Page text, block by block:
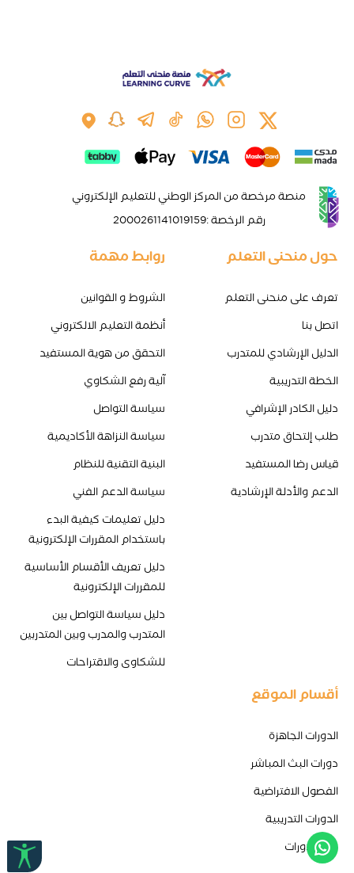
منصة مرخصة من المركز الوطني للتعليم الإلكتروني
رقم الرخصة:
2000261141019159
حول منحنى التعلم
تعرف على منحنى التعلم
اتصل بنا
الدليل الإرشادي للمتدرب
الخطة التدريبية
دليل الكادر الإشرافي
طلب إلتحاق متدرب
قياس رضا المستفيد
الدعم والأدلة الإرشادية
روابط مهمة
الشروط و القوانين
أنظمة التعليم الالكتروني
التحقق من هوية المستفيد
آلية رفع الشكاوي
سياسة التواصل
سياسة النزاهة الأكاديمية
البنية التقنية للنظام
سياسة الدعم الفني
دليل تعليمات كيفية البدء
باستخدام المقررات الإلكترونية
دليل تعريف الأقسام الأساسية
للمقررات الإلكترونية
دليل سياسة التواصل بين
المتدرب والمدرب وبين المتدربين
للشكاوى والاقتراحات
أقسام الموقع
الدورات الجاهزة
دورات البث المباشر
الفصول الافتراضية
الدورات التدريبية
طلب دورات